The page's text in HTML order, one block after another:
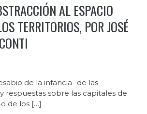
AL ESPACIO
TERRITORIOS, POR JOSÉ
de la infancia- de las
respuestas sobre las capitales de
de los […]